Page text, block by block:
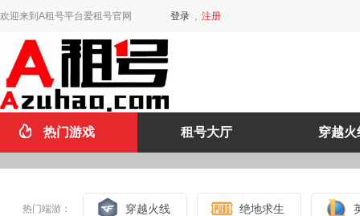
欢迎来到A租号平台爱租号官网 登录 , 注册
热门游戏 租号大厅 穿越火
热门端游： 穿越火线 绝地求生